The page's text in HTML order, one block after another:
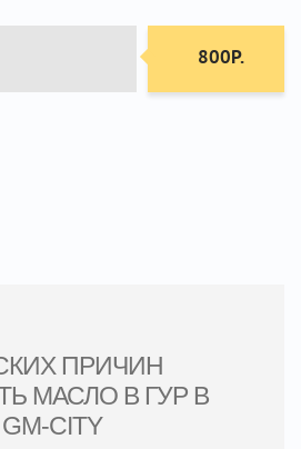
800Р.
ПРИЧИН
МАСЛО В ГУР В
GM-CITY